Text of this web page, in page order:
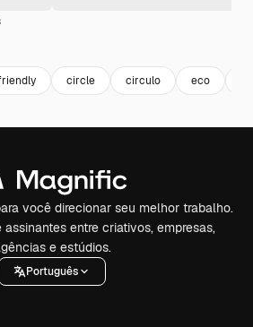
circle circulo eco
você direcionar seu melhor trabalho.
assinantes entre criativos, empresas,
e estúdios.
Português